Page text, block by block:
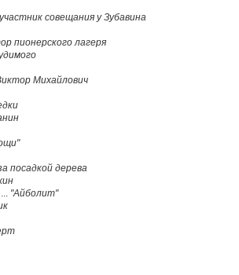
участник совещания у Зубавина
пионерского лагеря
Михайлович
посадкой дерева
"Айболит"